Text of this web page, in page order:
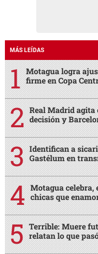
MÁS LEÍDAS
Motagua logra
firme en Copa
Real Madrid agita
decisión y
Identifican a
Gastélum en
Motagua celebra,
chicas que
Terrible: Muere
relatan lo que